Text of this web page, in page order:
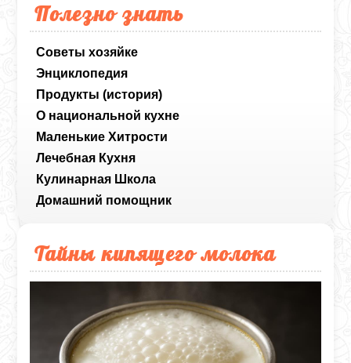
Полезно знать
Советы хозяйке
Энциклопедия
Продукты (история)
О национальной кухне
Маленькие Хитрости
Лечебная Кухня
Кулинарная Школа
Домашний помощник
Тайны кипящего молока